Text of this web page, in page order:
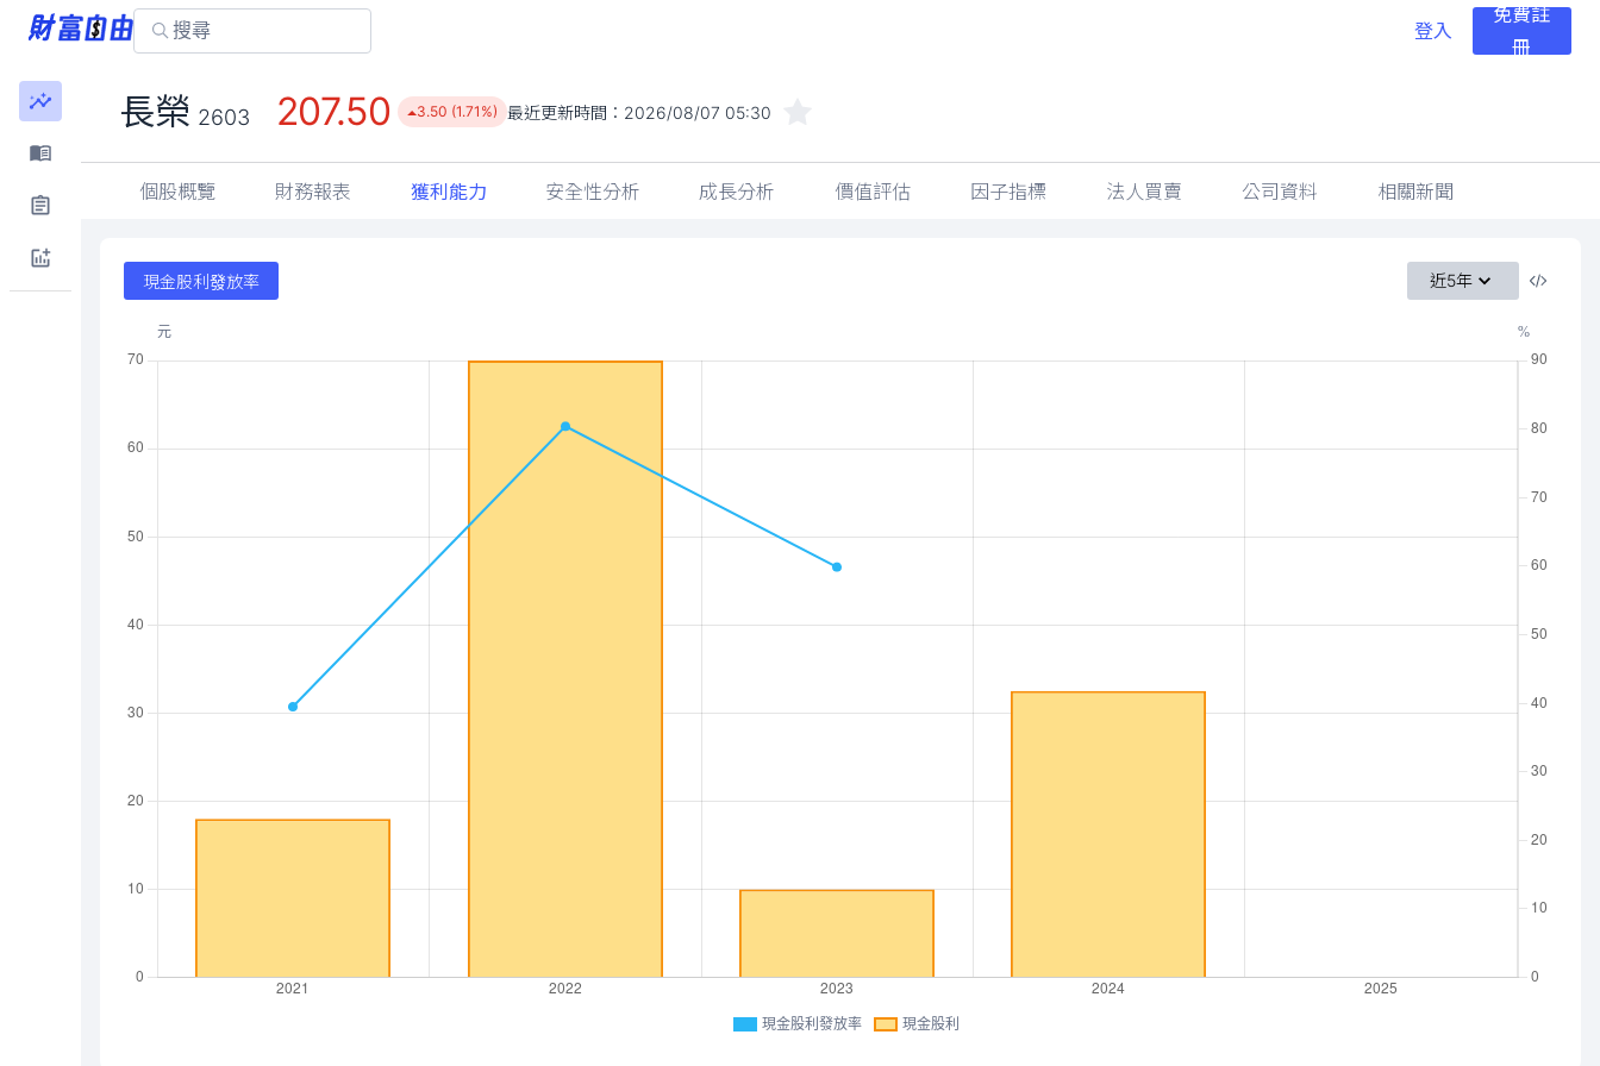
登入
免費註
冊
長榮 2603 207.50 3.50 (1.71%) 最近更新時間： 2026/08/07 05:30
個股概覽 財務報表 獲利能力 安全性分析 成長分析 價值評估 因子指標 法人買賣 公司資料 相關新聞
現金股利發放率 近5年
現金股利發放率 現金股利